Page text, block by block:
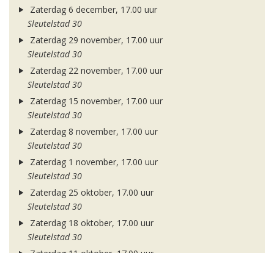
Zaterdag 6 december, 17.00 uur
Sleutelstad 30
Zaterdag 29 november, 17.00 uur
Sleutelstad 30
Zaterdag 22 november, 17.00 uur
Sleutelstad 30
Zaterdag 15 november, 17.00 uur
Sleutelstad 30
Zaterdag 8 november, 17.00 uur
Sleutelstad 30
Zaterdag 1 november, 17.00 uur
Sleutelstad 30
Zaterdag 25 oktober, 17.00 uur
Sleutelstad 30
Zaterdag 18 oktober, 17.00 uur
Sleutelstad 30